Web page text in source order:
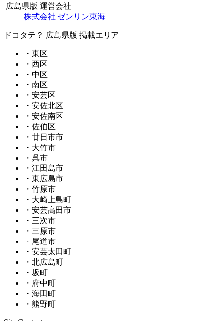
広島県版 運営会社
株式会社 ゼンリン東海
ドコタテ？ 広島県版 掲載エリア
・東区
・西区
・中区
・南区
・安芸区
・安佐北区
・安佐南区
・佐伯区
・廿日市市
・大竹市
・呉市
・江田島市
・東広島市
・竹原市
・大崎上島町
・安芸高田市
・三次市
・三原市
・尾道市
・安芸太田町
・北広島町
・坂町
・府中町
・海田町
・熊野町